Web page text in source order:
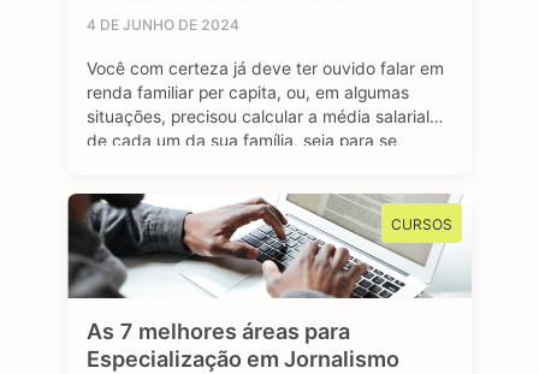
4 DE JUNHO DE 2024
Você com certeza já deve ter ouvido falar em
renda familiar per capita, ou, em algumas
situações, precisou calcular a média salarial
de cada um da sua família, seja para se
inscrever em algum programa estudantil do
Governo Federal. Mas afinal, …
CURSOS
As 7 melhores áreas para
Especialização em Jornalismo